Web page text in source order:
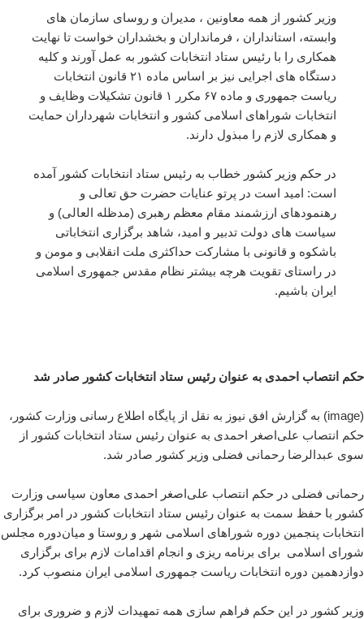
وزیر کشور از همه معاونین ، مدیران و روسای سازمان های
وابسته، استانداران ، فرمانداران و بخشداران خواست تا نهایت
همکاری را با رئیس ستاد انتخابات کشور به عمل آورند و کلیه
دستگاه های اجرایی نیز بر اساس ماده ۲۱ قانون انتخابات
ریاست جمهوری و ماده ۶۷ مکرر ۱ قانون تشکیلات وظایف و
انتخابات شوراهای اسلامی کشور و انتخابات شهرداران حمایت
و همکاری لازم را مبذول دارند.
در حکم وزیر کشور خطاب به رئیس ستاد انتخابات کشور آمده
است: امید است در پرتو عنایات حضرت حق تعالی و
رهنمودهای ارزشمند مقام معظم رهبری (مدظله العالی) و
سیاست های دولت تدبیر و امید، شاهد برگزاری انتخاباتی
باشکوه و قانونی با مشارکت حداکثری ملت انقلابی و مومن و
در راستای تقویت هرچه بیشتر نظام مقدس جمهوری اسلامی
ایران باشیم.
حکم انتصاب احمدی به عنوان رئیس ستاد انتخابات کشور صادر شد
(image) به گزارش افق نیوز به نقل از پایگاه اطلاع رسانی وزارت کشور،
حکم انتصاب علی‌اصغر احمدی به عنوان رئیس ستاد انتخابات کشور از
سوی عبدالرضا رحمانی فضلی وزیر کشور صادر شد.
رحمانی فضلی در حکم انتصاب علی‌اصغر احمدی معاون سیاسی وزارت
کشور با حفظ سمت به عنوان رئیس ستاد انتخابات کشور در امر برگزاری
انتخابات پنجمین دوره شوراهای اسلامی شهر و روستا و میان‌دوره مجلس
شورای اسلامی برای برنامه ریزی و انجام اقدامات لازم برای برگزاری
دوازدهمین دوره انتخابات ریاست جمهوری اسلامی ایران منصوب کرد.
وزیر کشور در این حکم فراهم سازی همه تمهیدات لازم و ضروری برای